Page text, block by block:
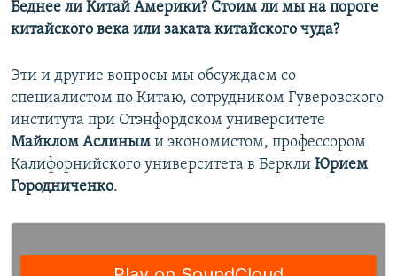
Беднее ли Китай Америки? Стоим ли мы на пороге
китайского века или заката китайского чуда?
Эти и другие вопросы мы обсуждаем со
специалистом по Китаю, сотрудником Гуверовского
института при Стэнфордском университете
Майклом Аслиным и экономистом, профессором
Калифорнийского университета в Беркли Юрием
Городниченко.